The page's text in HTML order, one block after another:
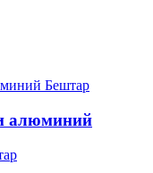
Бештар
алюминий